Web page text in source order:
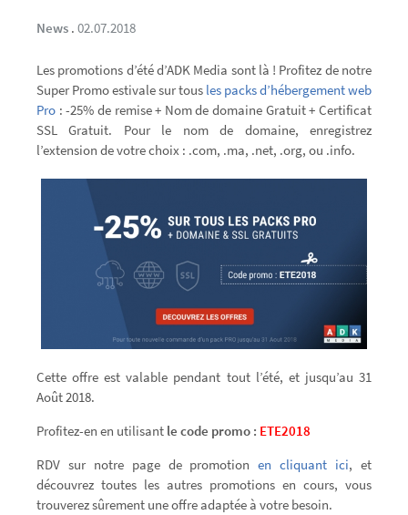
News . 02.07.2018
Les promotions d’été d’ADK Media sont là ! Profitez de notre
Super Promo estivale sur tous les packs d’hébergement web
Pro : -25% de remise + Nom de domaine Gratuit + Certificat
SSL Gratuit. Pour le nom de domaine, enregistrez
l’extension de votre choix : .com, .ma, .net, .org, ou .info.
Cette offre est valable pendant tout l’été, et jusqu’au 31
Août 2018.
Profitez-en en utilisant le code promo : ETE2018
RDV sur notre page de promotionen cliquant ici, et
découvrez toutes les autres promotions en cours, vous
trouverez sûrement une offre adaptée à votre besoin.